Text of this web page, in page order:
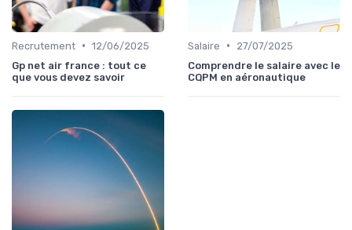
Recrutement • 12/06/2025
Gp net air france : tout ce
que vous devez savoir
Salaire •
27/07/2025
Comprendre le salaire avec le
CQPM en aéronautique